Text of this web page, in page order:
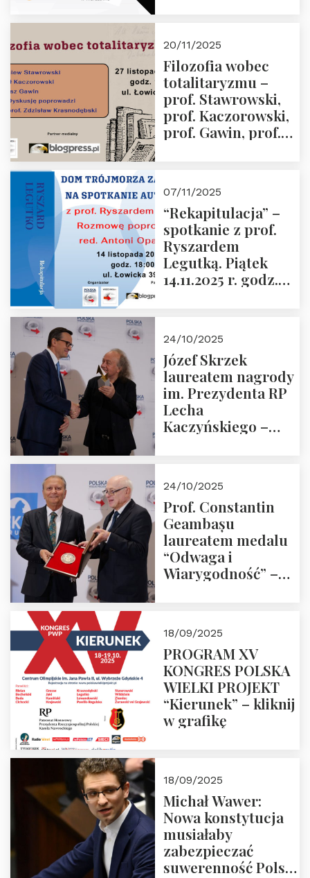
Przemysław
Sobolewski – 4
grudnia 2025 r.
godz. 18:00.
20/11/2025
Filozofia wobec
totalitaryzmu –
prof. Stawrowski,
prof. Kaczorowski,
prof. Gawin, prof.
07/11/2025
“Rekapitulacja” –
spotkanie z prof.
Ryszardem
Legutką. Piątek
14.11.2025 r. godz.
24/10/2025
Józef Skrzek
laureatem nagrody
im. Prezydenta RP
Lecha
Kaczyńskiego –
24/10/2025
Prof. Constantin
Geambașu
laureatem medalu
“Odwaga i
Wiarygodność” –
18/09/2025
PROGRAM XV
KONGRES POLSKA
WIELKI PROJEKT
“Kierunek” – kliknij
w grafikę
18/09/2025
Michał Wawer:
Nowa konstytucja
musiałaby
zabezpieczać
suwerenność Polski